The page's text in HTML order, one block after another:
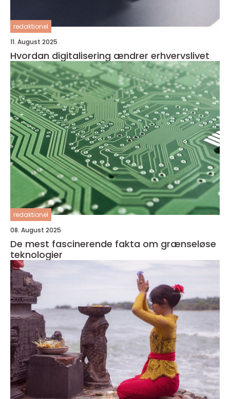
redaktionel
11. August 2025
Hvordan digitalisering ændrer erhvervslivet
redaktionel
08. August 2025
De mest fascinerende fakta om grænseløse
teknologier